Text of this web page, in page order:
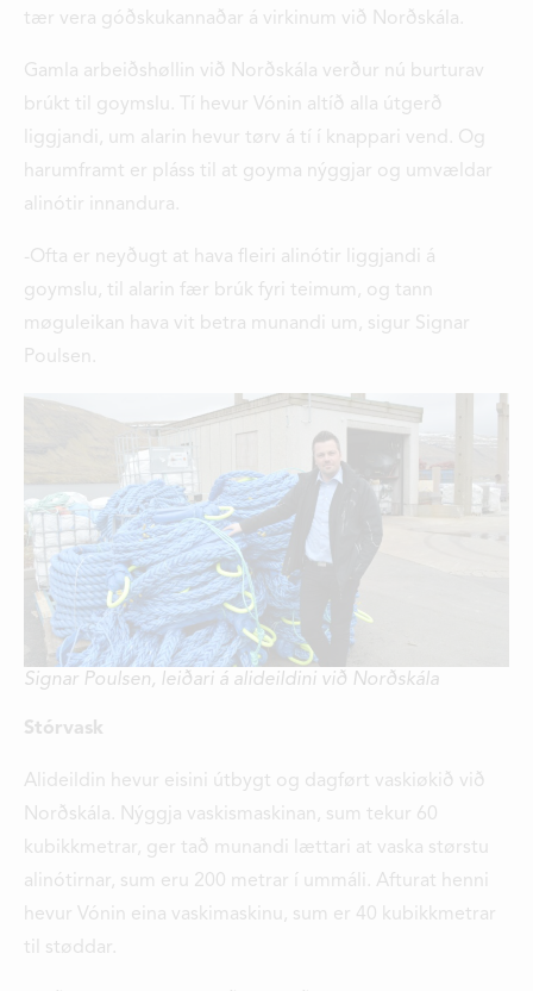
tær vera góðskukannaðar á virkinum við Norðskála.
Gamla arbeiðshøllin við Norðskála verður nú burturav
brúkt til goymslu. Tí hevur Vónin altíð alla útgerð
liggjandi, um alarin hevur tørv á tí í knappari vend. Og
harumframt er pláss til at goyma nýggjar og umvældar
alinótir innandura.
-Ofta er neyðugt at hava fleiri alinótir liggjandi á
goymslu, til alarin fær brúk fyri teimum, og tann
møguleikan hava vit betra munandi um, sigur Signar
Poulsen.
Signar Poulsen, leiðari á alideildini við Norðskála
Stórvask
Alideildin hevur eisini útbygt og dagført vaskiøkið við
Norðskála. Nýggja vaskismaskinan, sum tekur 60
kubikkmetrar, ger tað munandi lættari at vaska størstu
alinótirnar, sum eru 200 metrar í ummáli. Afturat henni
hevur Vónin eina vaskimaskinu, sum er 40 kubikkmetrar
til støddar.